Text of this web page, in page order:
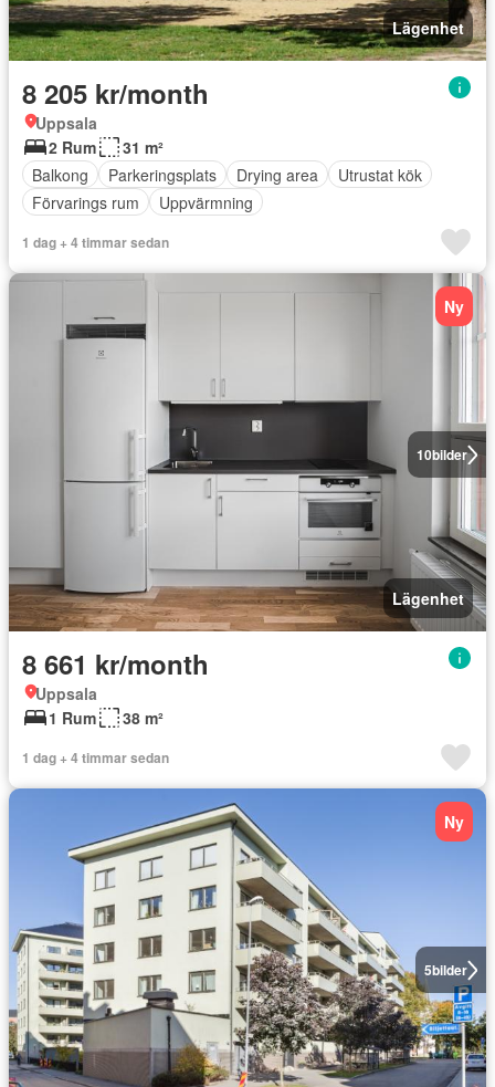
Lägenhet
8 205 kr/month
Uppsala
2 Rum
31 m²
Balkong
Parkeringsplats Drying area
Utrustat kök
Förvarings rum
Uppvärmning
1 dag + 4 timmar sedan
10bilder
Ny
Lägenhet
8 661 kr/month
Uppsala
1 Rum
38 m²
1 dag + 4 timmar sedan
5bilder
Ny